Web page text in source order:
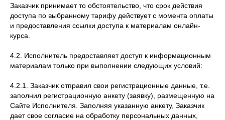
Заказчик принимает то обстоятельство, что срок действия
доступа по выбранному тарифу действует с момента оплаты
и предоставления ссылки доступа к материалам онлайн-
курса.
4.2. Исполнитель предоставляет доступ к информационным
материалам только при выполнении следующих условий:
4.2.1. Заказчик отправил свои регистрационные данные, т.е.
заполнил регистрационную анкету (заявку), размещенную на
Сайте Исполнителя. Заполняя указанную анкету, Заказчик
дает свое согласие на обработку персональных данных,